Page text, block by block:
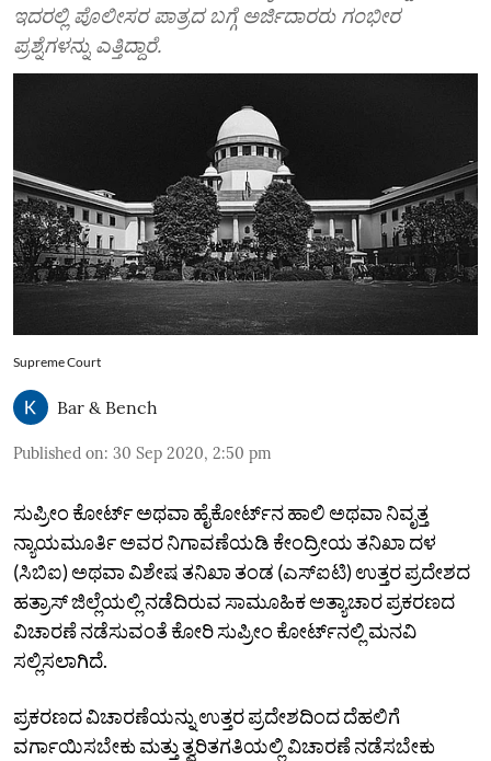
ಇದರಲ್ಲಿ ಪೊಲೀಸರ ಪಾತ್ರದ ಬಗ್ಗೆ ಅರ್ಜಿದಾರರು ಗಂಭೀರ
ಪ್ರಶ್ನೆಗಳನ್ನು ಎತ್ತಿದ್ದಾರೆ.
Supreme Court
Bar & Bench
Published on: 30 Sep 2020, 2:50 pm
ಸುಪ್ರೀಂ ಕೋರ್ಟ್ ಅಥವಾ ಹೈಕೋರ್ಟ್‌ನ ಹಾಲಿ ಅಥವಾ ನಿವೃತ್ತ
ನ್ಯಾಯಮೂರ್ತಿ ಅವರ ನಿಗಾವಣೆಯಡಿ ಕೇಂದ್ರೀಯ ತನಿಖಾ ದಳ
(ಸಿಬಿಐ) ಅಥವಾ ವಿಶೇಷ ತನಿಖಾ ತಂಡ (ಎಸ್‌ಐಟಿ) ಉತ್ತರ ಪ್ರದೇಶದ
ಹತ್ರಾಸ್ ಜಿಲ್ಲೆಯಲ್ಲಿ ನಡೆದಿರುವ ಸಾಮೂಹಿಕ ಅತ್ಯಾಚಾರ ಪ್ರಕರಣದ
ವಿಚಾರಣೆ ನಡೆಸುವಂತೆ ಕೋರಿ ಸುಪ್ರೀಂ ಕೋರ್ಟ್‌ನಲ್ಲಿ ಮನವಿ
ಸಲ್ಲಿಸಲಾಗಿದೆ.
ಪ್ರಕರಣದ ವಿಚಾರಣೆಯನ್ನು ಉತ್ತರ ಪ್ರದೇಶದಿಂದ ದೆಹಲಿಗೆ
ವರ್ಗಾಯಿಸಬೇಕು ಮತ್ತು ತ್ವರಿತಗತಿಯಲ್ಲಿ ವಿಚಾರಣೆ ನಡೆಸಬೇಕು